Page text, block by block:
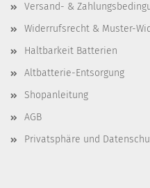
Versand- &
Widerrufsrecht & Muster-
Haltbarkeit Batterien
Altbatterie-Entsorgung
Shopanleitung
AGB
Privatsphäre und